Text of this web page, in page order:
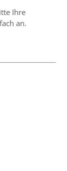
Ihre
an.